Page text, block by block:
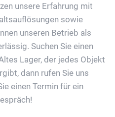
unsere Erfahrung mit
sowie
unseren Betrieb als
Suchen Sie einen
Lager, der jedes Objekt
dann rufen Sie uns
einen Termin für ein